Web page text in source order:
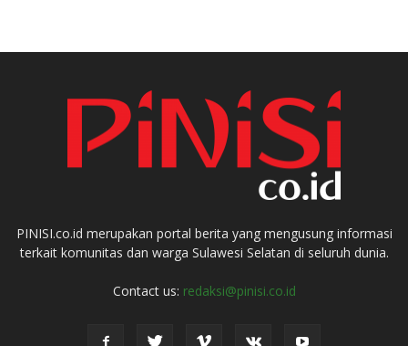
PINISI.co.id merupakan portal berita yang mengusung informasi
terkait komunitas dan warga Sulawesi Selatan di seluruh dunia.
Contact us: redaksi@pinisi.co.id